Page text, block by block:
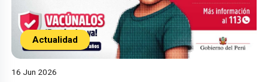
Actualidad
16 Jun 2026